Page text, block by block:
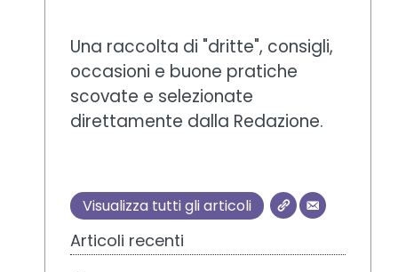
Una raccolta di "dritte", consigli,
occasioni e buone pratiche
scovate e selezionate
direttamente dalla Redazione.
Visualizza tutti gli articoli
Articoli recenti